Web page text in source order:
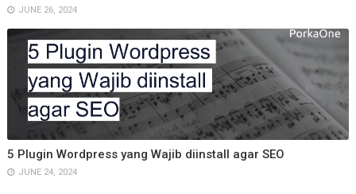
JUNE 26, 2024
5 Plugin Wordpress yang Wajib diinstall agar SEO
JUNE 24, 2024